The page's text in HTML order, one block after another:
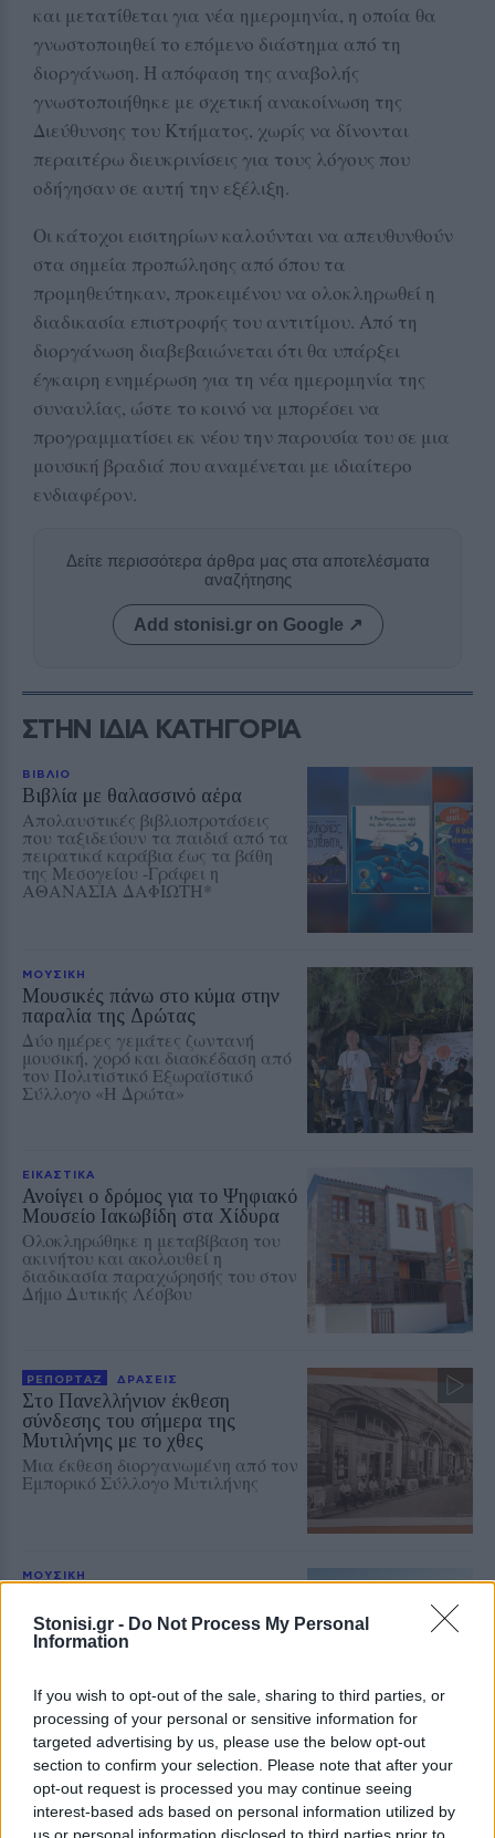
Stonisi.gr - Do Not Process My Personal
Information
If you wish to opt-out of the sale, sharing to third parties, or
processing of your personal or sensitive information for
targeted advertising by us, please use the below opt-out
section to confirm your selection. Please note that after your
opt-out request is processed you may continue seeing
interest-based ads based on personal information utilized by
us or personal information disclosed to third parties prior to
και μετατίθεται για νέα ημερομηνία, η οποία θα
γνωστοποιηθεί το επόμενο διάστημα από τη
διοργάνωση. Η απόφαση της αναβολής
γνωστοποιήθηκε με σχετική ανακοίνωση της
Διεύθυνσης του Κτήματος, χωρίς να δίνονται
περαιτέρω διευκρινίσεις για τους λόγους που
οδήγησαν σε αυτή την εξέλιξη.
Οι κάτοχοι εισιτηρίων καλούνται να απευθυνθούν
στα σημεία προπώλησης από όπου τα
προμηθεύτηκαν, προκειμένου να ολοκληρωθεί η
διαδικασία επιστροφής του αντιτίμου. Από τη
διοργάνωση διαβεβαιώνεται ότι θα υπάρξει
έγκαιρη ενημέρωση για τη νέα ημερομηνία της
συναυλίας, ώστε το κοινό να μπορέσει να
προγραμματίσει εκ νέου την παρουσία του σε μια
μουσική βραδιά που αναμένεται με ιδιαίτερο
ενδιαφέρον.
Δείτε περισσότερα άρθρα μας στα αποτελέσματα
αναζήτησης
Add stonisi.gr on Google ↗
ΣΤΗΝ ΙΔΙΑ ΚΑΤΗΓΟΡΙΑ
ΒΙΒΛΙΟ
Βιβλία με θαλασσινό αέρα
Απολαυστικές βιβλιοπροτάσεις
που ταξιδεύουν τα παιδιά από τα
πειρατικά καράβια έως τα βάθη
της Μεσογείου -Γράφει η
ΑΘΑΝΑΣΙΑ ΔΑΦΙΩΤΗ*
ΜΟΥΣΙΚΗ
Μουσικές πάνω στο κύμα στην
παραλία της Δρώτας
Δύο ημέρες γεμάτες ζωντανή
μουσική, χορό και διασκέδαση από
τον Πολιτιστικό Εξωραϊστικό
Σύλλογο «Η Δρώτα»
ΕΙΚΑΣΤΙΚΑ
Ανοίγει ο δρόμος για το Ψηφιακό
Μουσείο Ιακωβίδη στα Χίδυρα
Ολοκληρώθηκε η μεταβίβαση του
ακινήτου και ακολουθεί η
διαδικασία παραχώρησής του στον
Δήμο Δυτικής Λέσβου
ΡΕΠΟΡΤΑΖ ΔΡΑΣΕΙΣ
Στο Πανελλήνιον έκθεση
σύνδεσης του σήμερα της
Μυτιλήνης με το χθες
Μια έκθεση διοργανωμένη από τον
Εμπορικό Σύλλογο Μυτιλήνης
ΜΟΥΣΙΚΗ
ξανά στη Σκάλα Πολιχνίτου
Η αναπαράσταση του παλιού
γέμισαν το λιμάνι το βράδυ της 6ης
Αυγούστου
ΜΟΥΣΙΚΗ
Ο Σταμάτης Γονίδης στον
Οινοφόρο για μια μεγάλη λαϊκή